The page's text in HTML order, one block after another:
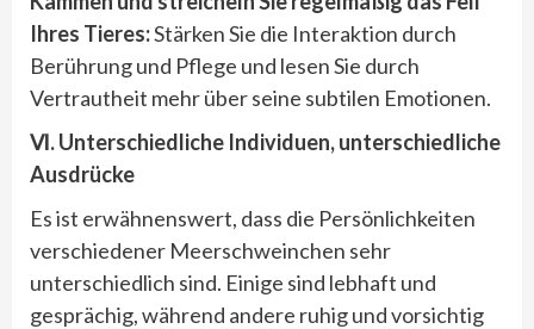
Ihres Tieres:Stärken Sie die Interaktion durch
Berührung und Pflege und lesen Sie durch
Vertrautheit mehr über seine subtilen Emotionen.
Ⅵ. Unterschiedliche Individuen, unterschiedliche
Ausdrücke
Es ist erwähnenswert, dass die Persönlichkeiten
verschiedener Meerschweinchen sehr
unterschiedlich sind. Einige sind lebhaft und
gesprächig, während andere ruhig und vorsichtig